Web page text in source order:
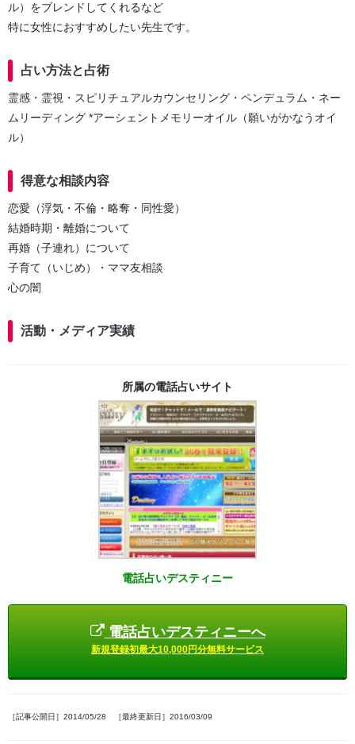
ル）をブレンドしてくれるなど
特に女性におすすめしたい先生です。
占い方法と占術
霊感・霊視・スピリチュアルカウンセリング・ペンデュラム・ネー
ムリーディング *アーシェントメモリーオイル（願いがかなうオイ
ル）
得意な相談内容
恋愛（浮気・不倫・略奪・同性愛）
結婚時期・離婚について
再婚（子連れ）について
子育て（いじめ）・ママ友相談
心の闇
活動・メディア実績
所属の電話占いサイト
電話占いデスティニー
電話占いデスティニーへ
新規登録初最大10,000円分無料サービス
［記事公開日］2014/05/28 ［最終更新日］2016/03/09